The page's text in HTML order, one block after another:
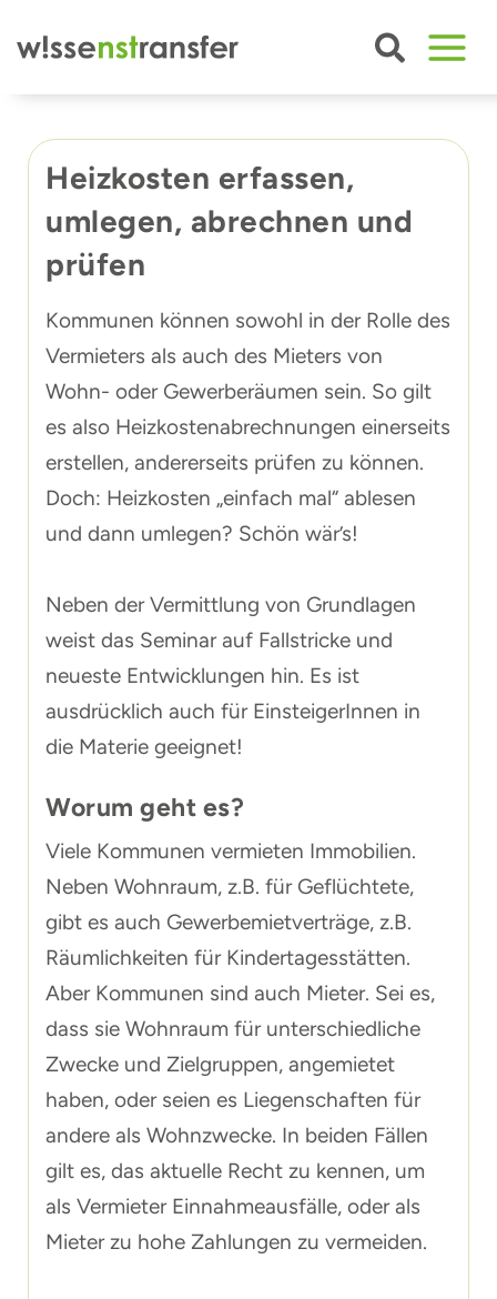
springen
Heizkosten erfassen,
umlegen, abrechnen und
prüfen
Kommunen können sowohl in der Rolle des
Vermieters als auch des Mieters von
Wohn- oder Gewerberäumen sein. So gilt
es also Heizkostenabrechnungen einerseits
erstellen, andererseits prüfen zu können.
Doch: Heizkosten „einfach mal“ ablesen
und dann umlegen? Schön wär’s!
Neben der Vermittlung von Grundlagen
weist das Seminar auf Fallstricke und
neueste Entwicklungen hin. Es ist
ausdrücklich auch für EinsteigerInnen in
die Materie geeignet!
Worum geht es?
Viele Kommunen vermieten Immobilien.
Neben Wohnraum, z.B. für Geflüchtete,
gibt es auch Gewerbemietverträge, z.B.
Räumlichkeiten für Kindertagesstätten.
Aber Kommunen sind auch Mieter. Sei es,
dass sie Wohnraum für unterschiedliche
Zwecke und Zielgruppen, angemietet
haben, oder seien es Liegenschaften für
andere als Wohnzwecke. In beiden Fällen
gilt es, das aktuelle Recht zu kennen, um
als Vermieter Einnahmeausfälle, oder als
Mieter zu hohe Zahlungen zu vermeiden.